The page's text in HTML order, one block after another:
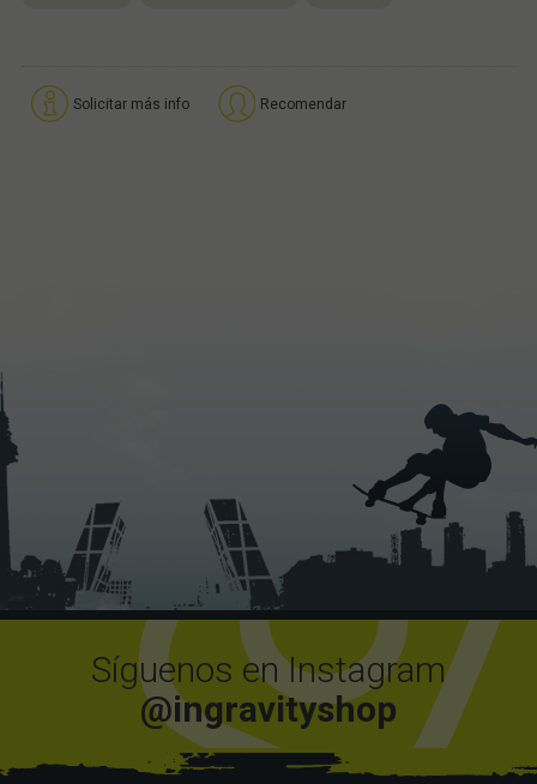
Solicitar más info Recomendar
Síguenos en Instagram
@ingravityshop